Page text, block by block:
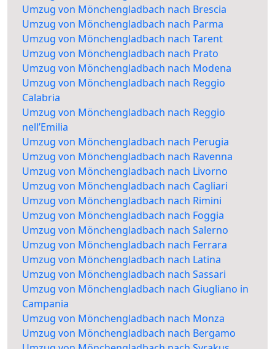
Umzug von Mönchengladbach nach Brescia
Umzug von Mönchengladbach nach Parma
Umzug von Mönchengladbach nach Tarent
Umzug von Mönchengladbach nach Prato
Umzug von Mönchengladbach nach Modena
Umzug von Mönchengladbach nach Reggio
Calabria
Umzug von Mönchengladbach nach Reggio
nell’Emilia
Umzug von Mönchengladbach nach Perugia
Umzug von Mönchengladbach nach Ravenna
Umzug von Mönchengladbach nach Livorno
Umzug von Mönchengladbach nach Cagliari
Umzug von Mönchengladbach nach Rimini
Umzug von Mönchengladbach nach Foggia
Umzug von Mönchengladbach nach Salerno
Umzug von Mönchengladbach nach Ferrara
Umzug von Mönchengladbach nach Latina
Umzug von Mönchengladbach nach Sassari
Umzug von Mönchengladbach nach Giugliano in
Campania
Umzug von Mönchengladbach nach Monza
Umzug von Mönchengladbach nach Bergamo